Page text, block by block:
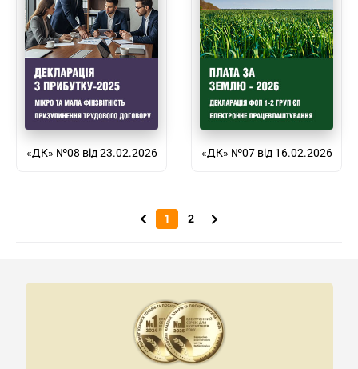
«ДК» №08 від 23.02.2026 «ДК» №07 від 16.02.2026
1 2